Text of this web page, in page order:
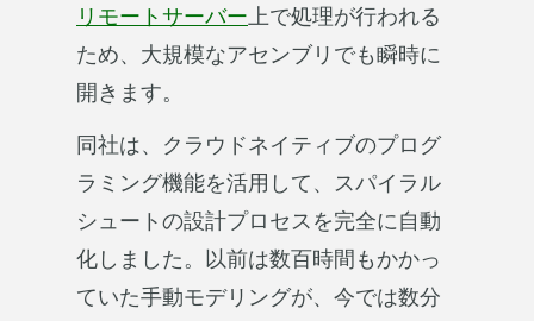
リモートサーバー 上で処理が行われる
ため、大規模なアセンブリでも瞬時に
開きます。
同社は、クラウドネイティブのプログ
ラミング機能を活用して、スパイラル
シュートの設計プロセスを完全に自動
化しました。以前は数百時間もかかっ
ていた手動モデリングが、今では数分